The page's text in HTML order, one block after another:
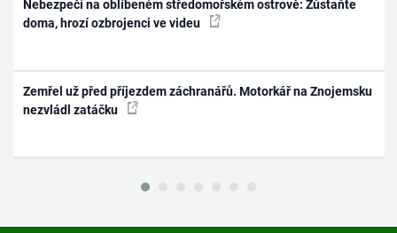
Nebezpečí na oblíbeném středomořském ostrově: Zůstaňte
doma, hrozí ozbrojenci ve videu
Zemřel už před příjezdem záchranářů. Motorkář na Znojemsku
nezvládl zatáčku